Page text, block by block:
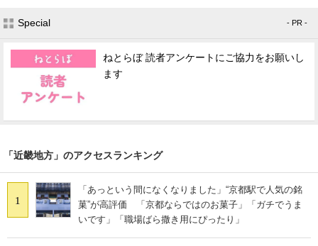
Special - PR -
ねとらぼ 読者アンケートにご協力をお願いし
ます
「近畿地方」のアクセスランキング
1
「あっという間になくなりました」“京都駅で人気の銘
菓”が高評価 「京都ならではのお菓子」「ガチでうま
いです」「職場ばら撒き用にぴったり」